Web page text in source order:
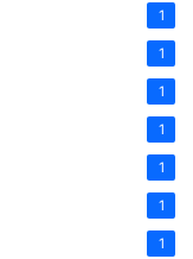
1
1
1
1
1
1
1